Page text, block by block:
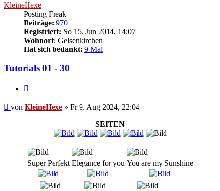
KleineHexe
Posting Freak
Beiträge: 970
Registriert: So 15. Jun 2014, 14:07
Wohnort: Gelsenkirchen
Hat sich bedankt: 9 Mal
Tutorials 01 - 30
Beitrag
von KleineHexe » Fr 9. Aug 2024, 22:04
SEITEN
Super Perfekt Elegance for you You are my Sunshine